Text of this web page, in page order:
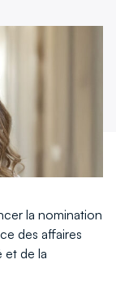
la nomination
des affaires
et de la